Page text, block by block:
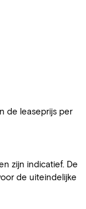
de leaseprijs per
zijn indicatief. De
de uiteindelijke